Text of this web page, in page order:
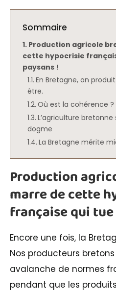
Sommaire
Production agricole
cette hypocrisie
paysans !
En Bretagne, on
être.
Où est la cohérence
L’agriculture bretonne
dogme
La Bretagne mérite
Production
marre de cette
française qui
Encore une fois, la
Nos producteurs
avalanche de normes
pendant que les